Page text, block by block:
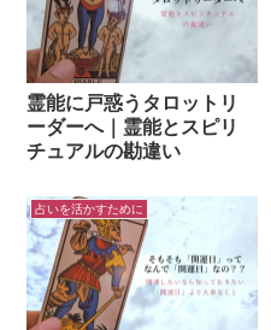
霊能に戸惑うタロットリ
ーダーへ｜霊能とスピリ
チュアルの勘違い
占いを活かすために